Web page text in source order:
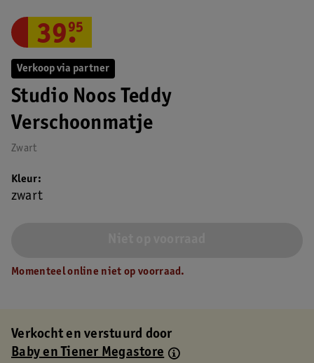
Verkoop via partner
Studio Noos Teddy
Verschoonmatje
Zwart
39.
95
Kleur
zwart
Momenteel online niet op voorraad.
Verkocht en verstuurd door
Baby en Tiener Megastore